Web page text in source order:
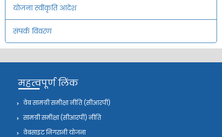
योजना स्वीकृति आदेश
संपर्क विवरण
महत्वपूर्ण लिंक
वेब सामग्री समीक्षा नीति (सीआरपी)
सामग्री समीक्षा (सीआरपी) नीति
वेबसाइट निगरानी योजना